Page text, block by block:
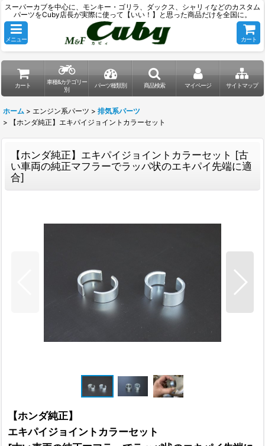
スーパーカブを中心に、モンキー・ゴリラ、ダックス、シャリィなどのカスタム
パーツをCuby店長が実際に使って【いい！】と思った商品だけを全国に。
メニュー カート
カート
車種&カテゴリー
別
パーツ種類別 商品検索 マイページ サイトマップ
ホーム > エンジン系パーツ > 排気系パーツ
>
【ホンダ純正】エキパイジョイントカラーセット
【ホンダ純正】エキパイジョイントカラーセット [古
い車両の純正マフラーでラッパ状のエキパイ先端に適
合]
【ホンダ純正】
エキパイジョイントカラーセット